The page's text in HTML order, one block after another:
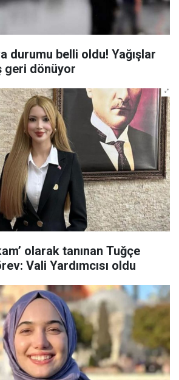
durumu belli oldu! Yağışlar
geri dönüyor
olarak tanınan Tuğçe
Vali Yardımcısı oldu